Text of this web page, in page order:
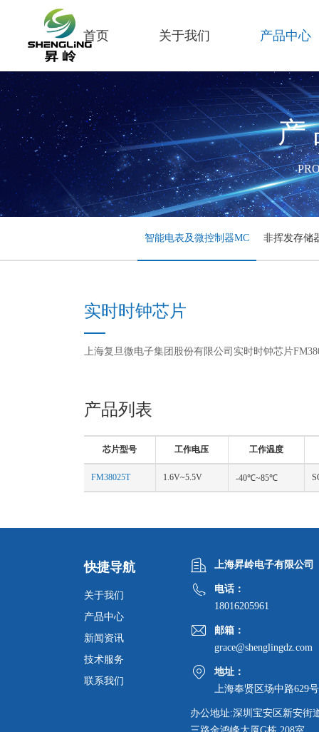
首页 关于我们 产品中心
智能电表及微控制器MC 非挥发存储
实时时钟芯片
上海复旦微电子集团股份有限公司实时时钟芯片
产品列表
芯片型号 工作电压 工作温度
FM38025T 1.6V~5.5V -40℃~85℃
快捷导航
关于我们
产品中心
新闻资讯
技术服务
联系我们
上海昇岭电子有限公司
电话：
18016205961
邮箱：
grace@shenglingdz.com
地址：
上海奉贤区场中路629号
办公地址:深圳宝安区新安街